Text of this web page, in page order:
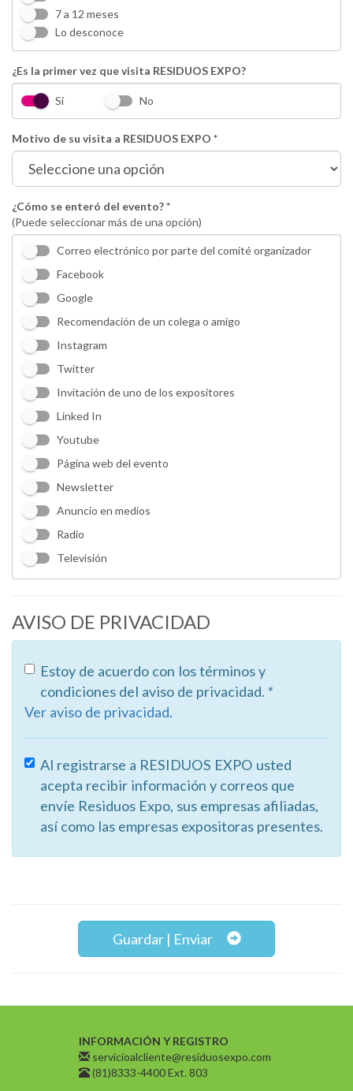
7 a 12 meses
Lo desconoce
¿Es la primer vez que visita RESIDUOS EXPO?
Sí No
Motivo de su visita a RESIDUOS EXPO *
¿Cómo se enteró del evento? *
(Puede seleccionar más de una opción)
Correo electrónico por parte del comité organizador
Facebook
Google
Recomendación de un colega o amigo
Instagram
Twitter
Invitación de uno de los expositores
Linked In
Youtube
Página web del evento
Newsletter
Anuncio en medios
Radio
Televisión
AVISO DE PRIVACIDAD
Estoy de acuerdo con los términos y
condiciones del aviso de privacidad. *
Ver aviso de privacidad.
Al registrarse a RESIDUOS EXPO usted
acepta recibir información y correos que
envíe Residuos Expo, sus empresas afiliadas,
así como las empresas expositoras presentes.
Guardar | Enviar
INFORMACIÓN Y REGISTRO
servicioalcliente@residuosexpo.com
(81)8333-4400 Ext. 803